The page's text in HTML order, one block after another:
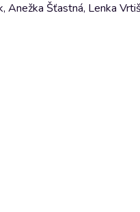
Anežka Šťastná, Lenka